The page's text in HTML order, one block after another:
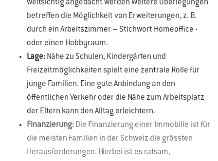
weitsichtig angedacht werden Weitere Überlegungen
betreffen die Möglichkeit von Erweiterungen, z. B.
durch ein Arbeitszimmer – Stichwort Homeoffice -
oder einen Hobbyraum.
Lage: Nähe zu Schulen, Kindergärten und
Freizeitmöglichkeiten spielt eine zentrale Rolle für
junge Familien. Eine gute Anbindung an den
öffentlichen Verkehr oder die Nähe zum Arbeitsplatz
der Eltern kann den Alltag erleichtern.
Finanzierung: Die Finanzierung einer Immobilie ist für
die meisten Familien in der Schweiz die grössten
Herausforderungen. Hierbei ist es ratsam,